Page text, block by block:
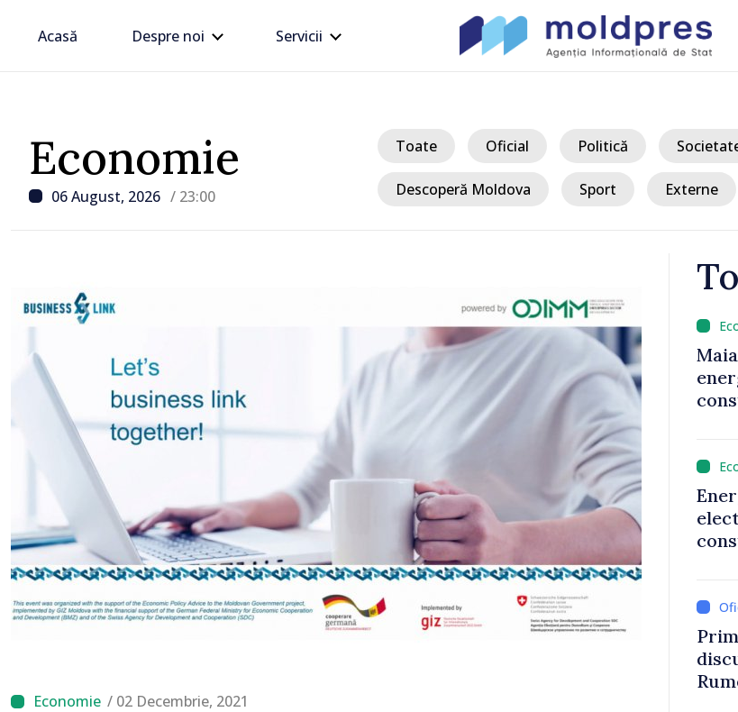
Acasă Despre noi Servicii
Economie
06 August, 2026 / 23:00
Toate Oficial Politică
Descoperă Moldova Sport Externe
/ 02 Decembrie, 2021
/ Acum 1 oră
Maia Sandu explică actuala criză
energetică și face apel la reducerea
consumului în orele de vârf: „Doar
astfel putem menține prețurile la
un nivel mai mic”